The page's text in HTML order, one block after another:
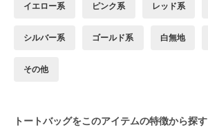
イエロー系 ピンク系 レッド系
シルバー系 ゴールド系 白無地
その他
トートバッグをこのアイテムの特徴から探す